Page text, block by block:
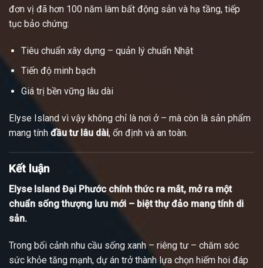
đơn vị đã hơn 100 năm làm bất động sản và hạ tầng, tiếp
tục bảo chứng:
Tiêu chuẩn xây dựng – quản lý chuẩn Nhật
Tiến độ minh bạch
Giá trị bền vững lâu dài
Elyse Island vì vậy không chỉ là nơi ở – mà còn là sản phẩm
mang tính đầu tư lâu dài, ổn định và an toàn.
Kết luận
Elyse Island Đại Phước chính thức ra mắt, mở ra một
chuẩn sống thượng lưu mới – biệt thự đảo mang tính di
sản.
Trong bối cảnh nhu cầu sống xanh – riêng tư – chăm sóc
sức khỏe tăng mạnh, dự án trở thành lựa chọn hiếm hoi đáp